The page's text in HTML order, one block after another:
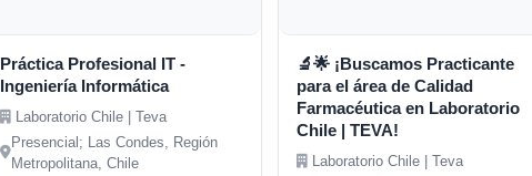
Práctica Profesional IT -
Ingeniería Informática
Laboratorio Chile | Teva
Presencial; Las Condes, Región
Metropolitana, Chile
🔬🌟 ¡Buscamos Practicante
para el área de Calidad
Farmacéutica en Laboratorio
Chile | TEVA!
Laboratorio Chile | Teva